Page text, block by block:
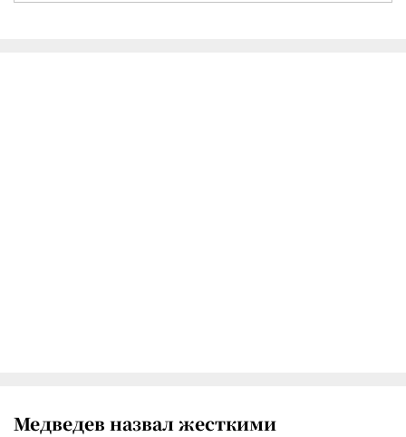
Медведев назвал жесткими